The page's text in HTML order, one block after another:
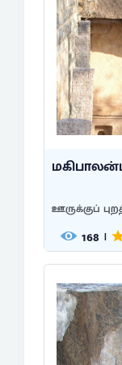
ஊருக்குப்
168 |